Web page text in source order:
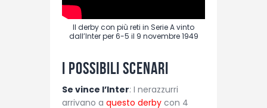
Il derby con più reti in Serie A vinto
dall’Inter per 6-5 il 9 novembre 1949
I possibili scenari
Se vince l’Inter: I nerazzurri
arrivano a questo derby con 4